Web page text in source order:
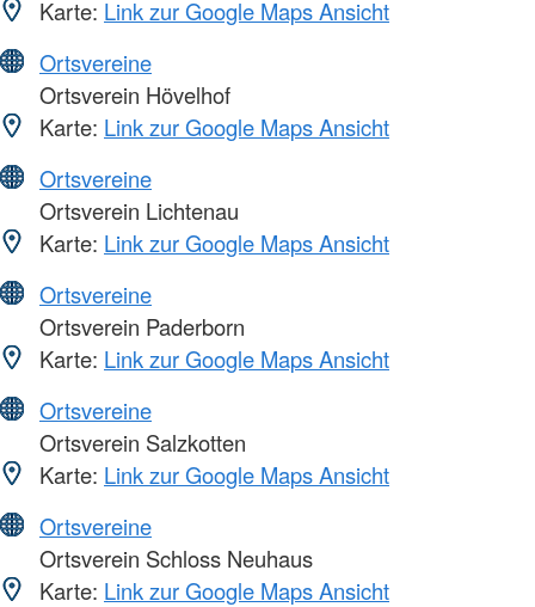
Karte: Link zur Google Maps Ansicht
Ortsvereine
Ortsverein Hövelhof
Karte: Link zur Google Maps Ansicht
Ortsvereine
Ortsverein Lichtenau
Karte: Link zur Google Maps Ansicht
Ortsvereine
Ortsverein Paderborn
Karte: Link zur Google Maps Ansicht
Ortsvereine
Ortsverein Salzkotten
Karte: Link zur Google Maps Ansicht
Ortsvereine
Ortsverein Schloss Neuhaus
Karte: Link zur Google Maps Ansicht